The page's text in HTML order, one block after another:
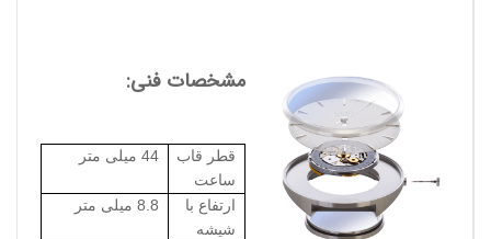
مشخصات فنی:
قطر قاب
ساعت
44 میلی متر
ارتفاع با
شیشه
8.8 میلی متر